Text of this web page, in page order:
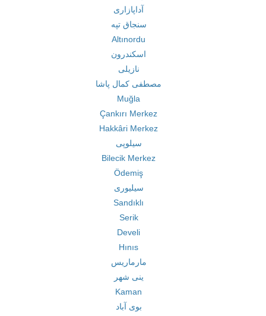
آداپازاری
سنجاق تپه
Altınordu
اسکندرون
نازیلی
مصطفی کمال پاشا
Muğla
Çankırı Merkez
Hakkâri Merkez
سیلوپی
Bilecik Merkez
Ödemiş
سیلیوری
Sandıklı
Serik
Develi
Hınıs
مارماریس
ینی شهر
Kaman
بوی آباد